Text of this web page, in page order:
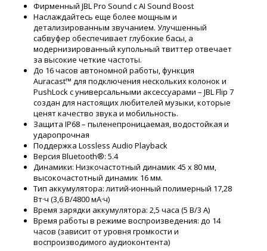
Фирменный JBL Pro Sound с AI Sound Boost
Наслаждайтесь еще более мощным и
детализированным звучанием. Улучшенный
сабвуфер обеспечивает глубокие басы, а
модернизированный купольный твиттер отвечает
за высокие четкие частоты.
До 16 часов автономной работы, функция
Auracast™ для подключения нескольких колонок и
PushLock с универсальными аксессуарами – JBL Flip 7
создан для настоящих любителей музыки, которые
ценят качество звука и мобильность.
Защита IP68 – пыленепроницаемая, водостойкая и
ударопрочная
Поддержка Lossless Audio Playback
Версия Bluetooth®: 5.4
Динамики: Низкочастотный динамик 45 x 80 мм,
высокочастотный динамик 16 мм.
Тип аккумулятора: литий-ионный полимерный 17,28
Вт·ч (3,6 В/4800 мА·ч)
Время зарядки аккумулятора: 2,5 часа (5 В/3 А)
Время работы в режиме воспроизведения: до 14
часов (зависит от уровня громкости и
воспроизводимого аудиоконтента)